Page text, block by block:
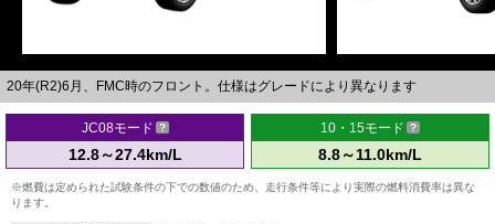
20年(R2)6月、FMC時のフロント。仕様はグレードにより異なります
JC08モード
12.8～27.4km/L
10・15モード
8.8～11.0km/L
※燃費は定められた試験条件の下での数値のため、走行条件等により実際の燃料消費率は異な
ります。